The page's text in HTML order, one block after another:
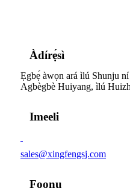
Àdírẹ́sì
Ẹgbẹ́ àwọn ará ìlú Shunju
Agbègbè Huiyang, ìlú
Imeeli
sales@xingfengsj.com
Foonu